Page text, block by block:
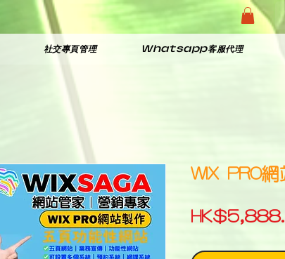
社交專頁管理 Whatsapp客服代理
WIX PRO